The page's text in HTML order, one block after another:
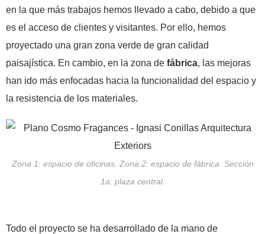
en la que más trabajos hemos llevado a cabo, debido a que
es el acceso de clientes y visitantes. Por ello, hemos
proyectado una gran zona verde de gran calidad
paisajística. En cambio, en la zona de fábrica, las mejoras
han ido más enfocadas hacia la funcionalidad del espacio y
la resistencia de los materiales.
Zona 1: espacio de oficinas. Zona 2: espacio de fábrica. Sección
1a: plaza central.
Todo el proyecto se ha desarrollado de la mano de